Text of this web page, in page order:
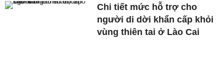
Chi tiết mức hỗ trợ cho
người di dời khẩn cấp khỏi
vùng thiên tai ở Lào Cai